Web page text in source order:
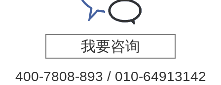
我要咨询
400-7808-893 / 010-64913142